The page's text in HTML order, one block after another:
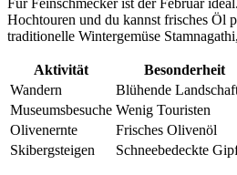
Für Feinschmecker ist der Februar
Hochtouren und du kannst frisches Öl
traditionelle Wintergemüse
Aktivität Besonderheit
Wandern
Blühende
Museumsbesuche Wenig Touristen
Olivenernte
Frisches Olivenöl
Skibergsteigen
Schneebedeckte